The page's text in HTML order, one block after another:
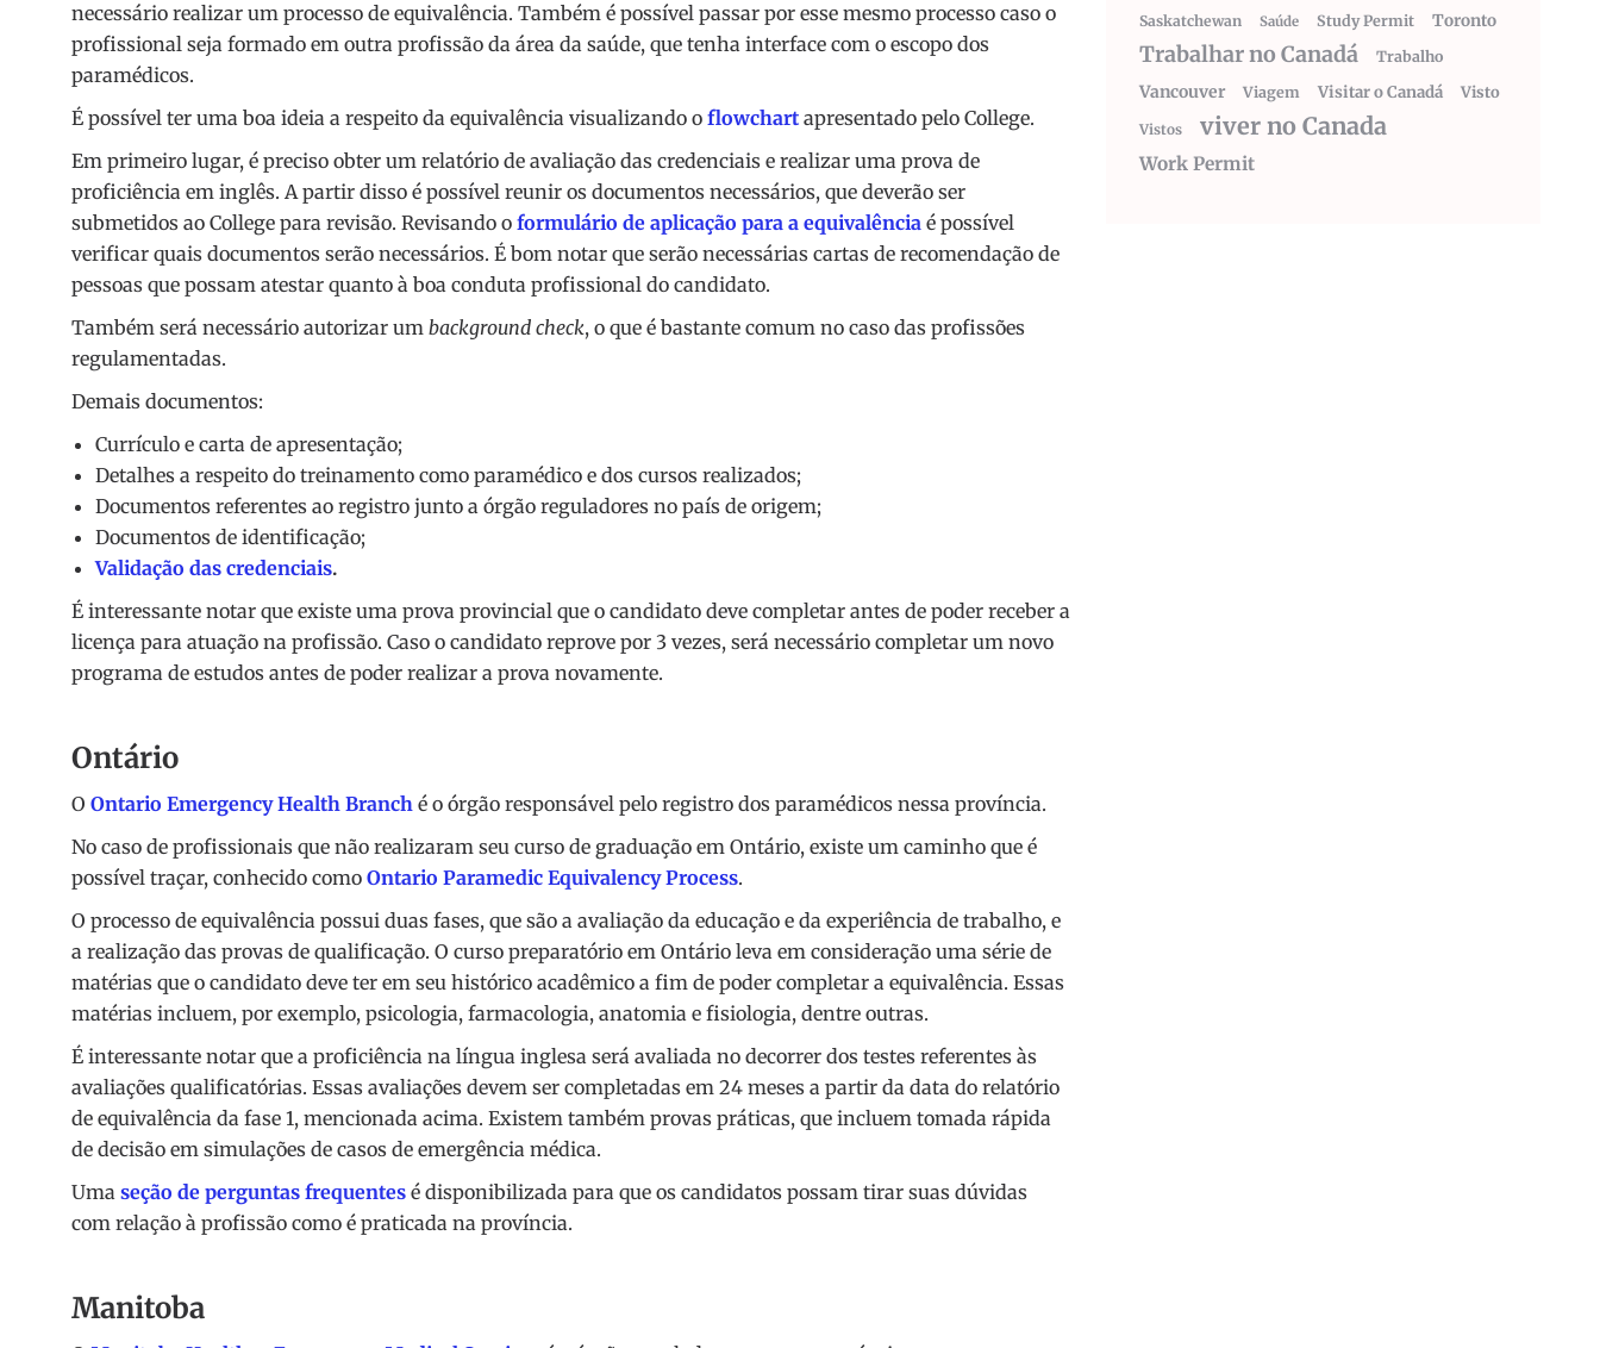
necessário realizar um processo de equivalência. Também é possível passar por esse mesmo processo caso o
profissional seja formado em outra profissão da área da saúde, que tenha interface com o escopo dos
paramédicos.
É possível ter uma boa ideia a respeito da equivalência visualizando o flowchart apresentado pelo College.
Em primeiro lugar, é preciso obter um relatório de avaliação das credenciais e realizar uma prova de
proficiência em inglês. A partir disso é possível reunir os documentos necessários, que deverão ser
submetidos ao College para revisão. Revisando o formulário de aplicação para a equivalência é possível
verificar quais documentos serão necessários. É bom notar que serão necessárias cartas de recomendação de
pessoas que possam atestar quanto à boa conduta profissional do candidato.
Também será necessário autorizar um background check, o que é bastante comum no caso das profissões
regulamentadas.
Demais documentos:
Currículo e carta de apresentação;
Detalhes a respeito do treinamento como paramédico e dos cursos realizados;
Documentos referentes ao registro junto a órgão reguladores no país de origem;
Documentos de identificação;
Validação das credenciais.
É interessante notar que existe uma prova provincial que o candidato deve completar antes de poder receber a
licença para atuação na profissão. Caso o candidato reprove por 3 vezes, será necessário completar um novo
programa de estudos antes de poder realizar a prova novamente.
Ontário
O Ontario Emergency Health Branch é o órgão responsável pelo registro dos paramédicos nessa província.
No caso de profissionais que não realizaram seu curso de graduação em Ontário, existe um caminho que é
possível traçar, conhecido como Ontario Paramedic Equivalency Process.
O processo de equivalência possui duas fases, que são a avaliação da educação e da experiência de trabalho, e
a realização das provas de qualificação. O curso preparatório em Ontário leva em consideração uma série de
matérias que o candidato deve ter em seu histórico acadêmico a fim de poder completar a equivalência. Essas
matérias incluem, por exemplo, psicologia, farmacologia, anatomia e fisiologia, dentre outras.
É interessante notar que a proficiência na língua inglesa será avaliada no decorrer dos testes referentes às
avaliações qualificatórias. Essas avaliações devem ser completadas em 24 meses a partir da data do relatório
de equivalência da fase 1, mencionada acima. Existem também provas práticas, que incluem tomada rápida
de decisão em simulações de casos de emergência médica.
Uma seção de perguntas frequentes é disponibilizada para que os candidatos possam tirar suas dúvidas
com relação à profissão como é praticada na província.
Manitoba
Saskatchewan Saúde Study Permit Toronto
Trabalhar no Canadá Trabalho
Vancouver Viagem Visitar o Canadá Visto
Vistos viver no Canada
Work Permit